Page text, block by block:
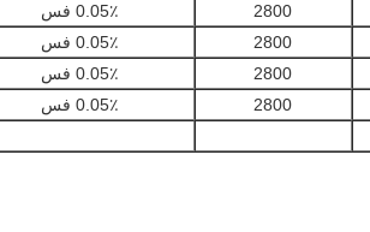
2800
0.05٪ فس
2800
0.05٪ فس
2800
0.05٪ فس
2800
0.05٪ فس